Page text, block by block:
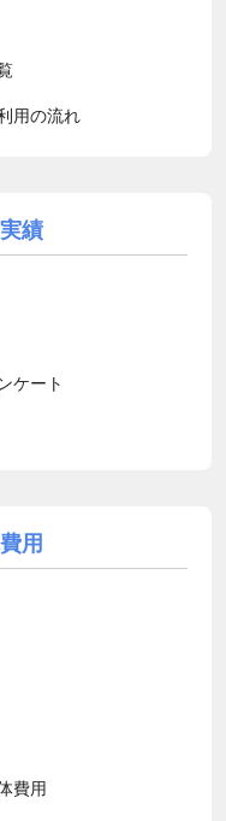
用の流れ
績
ケート
用
費用